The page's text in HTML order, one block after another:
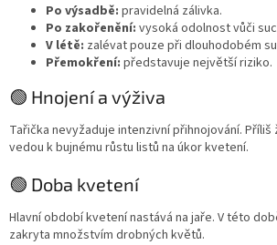
Po výsadbě: pravidelná zálivka.
Po zakořenění: vysoká odolnost vůči
V létě: zalévat pouze při dlouhodobém
Přemokření: představuje největší riziko.
🟢 Hnojení a výživa
Tařička nevyžaduje intenzivní přihnojování.
vedou k bujnému růstu listů na úkor kvetení.
🟢 Doba kvetení
Hlavní období kvetení nastává na jaře. V této
zakryta množstvím drobných květů.